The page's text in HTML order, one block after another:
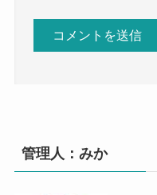
管理人：みか